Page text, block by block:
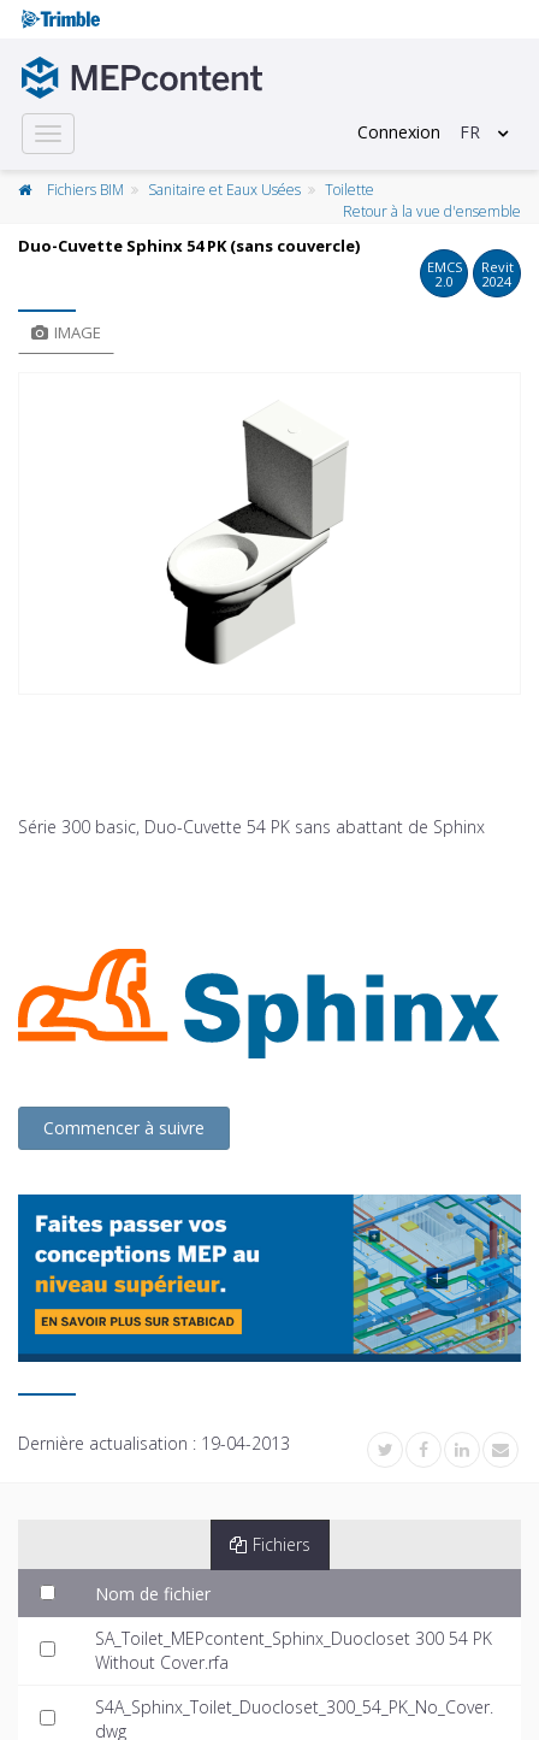
Toggle
navigation
Connexion FR
Fichiers BIM Sanitaire et Eaux Usées
Toilette
Retour à la vue d'ensemble
Duo-Cuvette Sphinx 54 PK (sans couvercle)
EMCS
2.0
Revit
2024
IMAGE
Série 300 basic, Duo-Cuvette 54 PK sans abattant de Sphinx
Commencer à suivre
Dernière actualisation : 19-04-2013
Fichiers
Nom de fichier
SA_Toilet_MEPcontent_Sphinx_Duocloset 300 54 PK
Without Cover.rfa
S4A_Sphinx_Toilet_Duocloset_300_54_PK_No_Cover.
dwg